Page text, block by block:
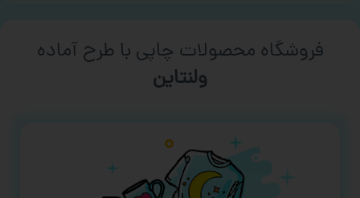
فروشگاه محصولات چاپی با طرح آماده
ورزشی